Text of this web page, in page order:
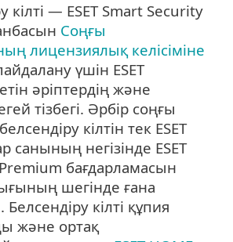
кілті — ESET Smart Security
Соңғы
лицензиялық келісіміне
үшін ESET
әріптердің және
тізбегі. Әрбір соңғы
кілтін тек ESET
санының негізінде ESET
бағдарламасын
шегінде ғана
кілті құпия
және ортақ